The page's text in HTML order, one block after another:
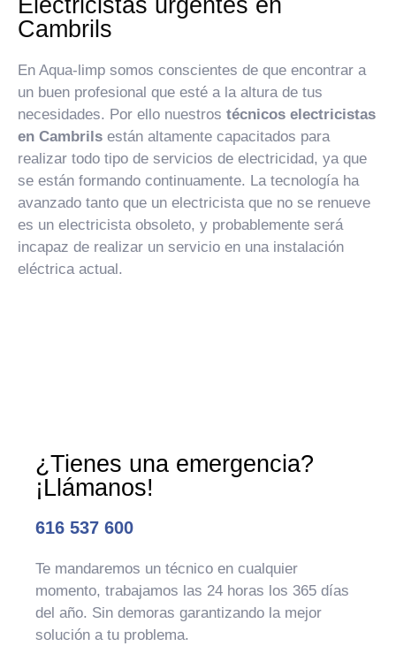
Cambrils
En Aqua-limp somos conscientes de que encontrar a
un buen profesional que esté a la altura de tus
necesidades. Por ello nuestros técnicos electricistas
en Cambrils están altamente capacitados para
realizar todo tipo de servicios de electricidad, ya que
se están formando continuamente. La tecnología ha
avanzado tanto que un electricista que no se renueve
es un electricista obsoleto, y probablemente será
incapaz de realizar un servicio en una instalación
eléctrica actual.
¿Tienes una emergencia?
¡Llámanos!
616 537 600
Te mandaremos un técnico en cualquier
momento, trabajamos las 24 horas los 365 días
del año. Sin demoras garantizando la mejor
solución a tu problema.